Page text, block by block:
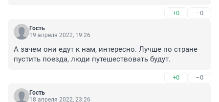
+0 –0
Гость
19 апреля 2022, 19:26
А зачем они едут к нам, интересно. Лучше по стране
пустить поезда, люди путешествовать будут.
+0 –0
Гость
18 апреля 2022, 23:26